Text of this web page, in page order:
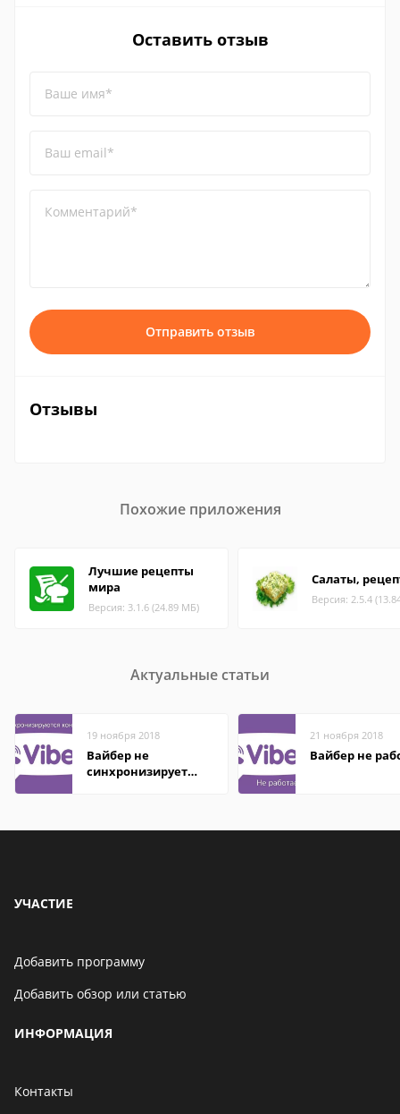
Оставить отзыв
Ваше имя*
Ваш email*
Комментарий*
Отправить отзыв
Отзывы
Похожие приложения
Лучшие рецепты
мира
Версия: 3.1.6 (24.89 МБ)
Салаты,
Версия: 2.5.4
Актуальные статьи
19 ноября 2018
Вайбер не
синхронизирует
21 ноября 2018
Вайбер не
УЧАСТИЕ
Добавить программу
Добавить обзор или статью
ИНФОРМАЦИЯ
Контакты